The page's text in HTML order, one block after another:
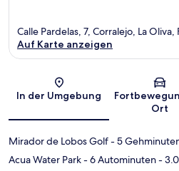
Karte
Calle Pardelas, 7, Corralejo, La
Auf Karte anzeigen
In der Umgebung
Ort
Mirador de Lobos Golf- 5
Acua Water Park- 6 Autominuten-